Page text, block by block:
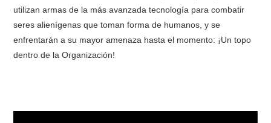
utilizan armas de la más avanzada tecnología para combatir
seres alienígenas que toman forma de humanos, y se
enfrentarán a su mayor amenaza hasta el momento: ¡Un topo
dentro de la Organización!